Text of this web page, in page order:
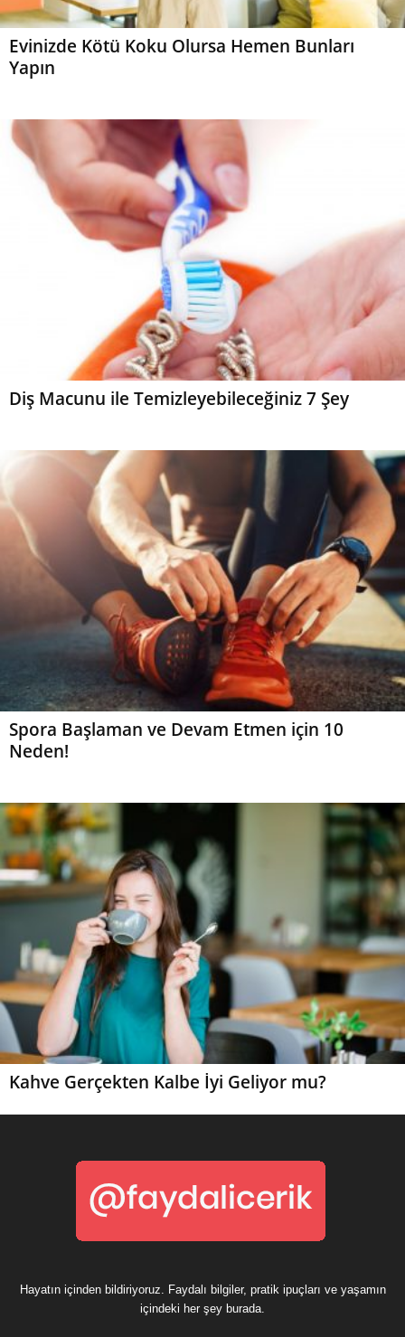
Evinizde Kötü Koku Olursa Hemen Bunları
Yapın
Diş Macunu ile Temizleyebileceğiniz 7 Şey
Spora Başlaman ve Devam Etmen için 10
Neden!
Kahve Gerçekten Kalbe İyi Geliyor mu?
Hayatın içinden bildiriyoruz. Faydalı bilgiler, pratik ipuçları ve yaşamın
içindeki her şey burada.